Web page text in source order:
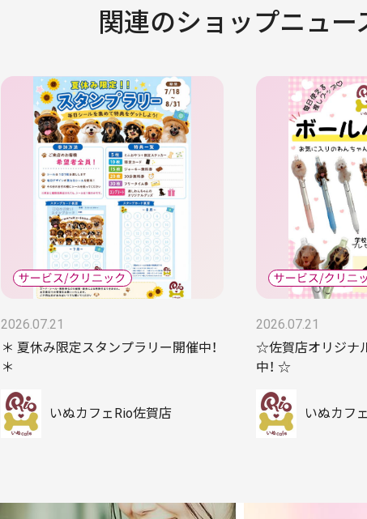
関連のショップニュー
2026.07.21
＊ 夏休み限定スタンプラリー開催中！
＊
いぬカフェRio佐賀店
2026.07.21
☆佐賀店オリジナ
中！ ☆
いぬカフ